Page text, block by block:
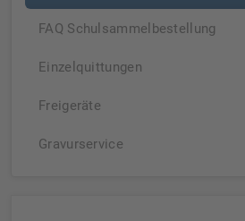
FAQ Schulsammelbestellung
Einzelquittungen
Freigeräte
Gravurservice